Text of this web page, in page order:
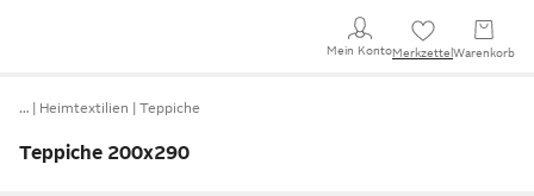
Mein KontoMerkzettel Warenkorb
… Heimtextilien Teppiche
Teppiche 200x290